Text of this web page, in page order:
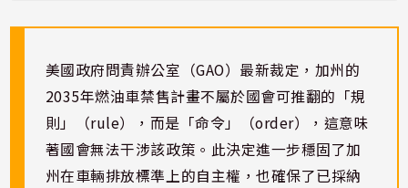
美國政府問責辦公室（GAO）最新裁定，加州的
2035年燃油車禁售計畫不屬於國會可推翻的「規
則」（rule），而是「命令」（order），這意味
著國會無法干涉該政策。此決定進一步穩固了加
州在車輛排放標準上的自主權，也確保了已採納